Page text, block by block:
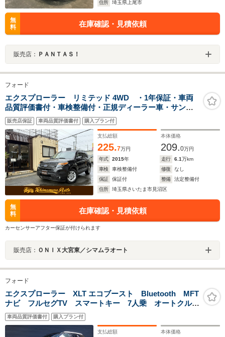
住所
埼玉県上尾市
無
料
在庫確認・見積依頼
販売店： ＰＡＮＴＡＳ！
フォード
エクスプローラー リミテッド 4WD ・1年保証・車両
品質評価書付・車検整備付・正規ディーラー車・サンル
ーフ・マイフォードタッチ・黒レザー/パワーシート・バ
ック/フロント/サイドカメラ・ETC・電動リヤゲート・記
録簿
販売店保証 車両品質評価書付 購入プラン付
支払総額
225.7万円
本体価格
209.0万円
年式
2015年 走行 6.1万km
車検
車検整備付 修復
なし
保証
保証付 整備
法定整備付
住所
埼玉県さいたま市見沼区
無
料
在庫確認・見積依頼
カーセンサーアフター保証が付けられます
販売店： ＯＮＩＸ大宮東／シマムラオート
フォード
エクスプローラー XLT エコブースト Bluetooth MFT
ナビ フルセグTV スマートキー 7人乗 オートクルー
ズ シートヒーター LEDヘッドランプ
車両品質評価書付 購入プラン付
支払総額 本体価格